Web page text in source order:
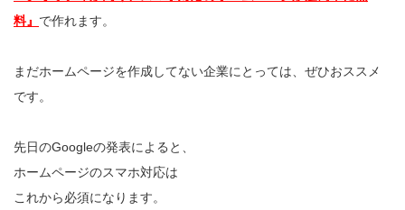
料』 で作れます。
まだホームページを作成してない企業にとっては、ぜひおススメ
です。
先日のGoogleの発表によると、
ホームページのスマホ対応は
これから必須になります。